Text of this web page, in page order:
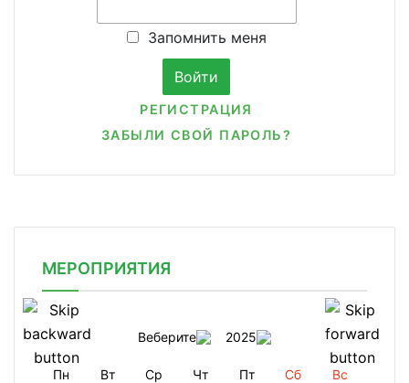
Запомнить меня
РЕГИСТРАЦИЯ
ЗАБЫЛИ СВОЙ ПАРОЛЬ?
МЕРОПРИЯТИЯ
Веберите 2025
Пн Вт Ср Чт Пт Сб Вс